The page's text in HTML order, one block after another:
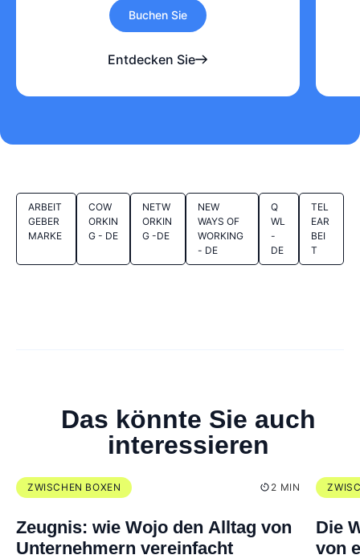
Buchen Sie
Entdecken Sie
ARBEIT
GEBER
MARKE
COW
ORKIN
G - DE
NETW
ORKIN
G -DE
NEW
WAYS OF
WORKING
- DE
Q
WL
-
DE
TEL
EAR
BEI
T
Das könnte Sie auch
interessieren
ZWISCHEN BOXEN 2 MIN
Zeugnis: wie Wojo den Alltag von
Unternehmern vereinfacht
Die
von